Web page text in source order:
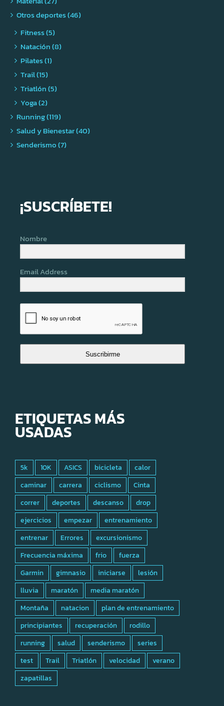
Otros deportes (46)
Fitness (5)
Natación (8)
Pilates (1)
Trail (15)
Triatlón (5)
Yoga (2)
Running (119)
Salud y Bienestar (40)
Senderismo (7)
¡SUSCRÍBETE!
Nombre
Email Address
Suscribirme
ETIQUETAS MÁS
USADAS
5k 10K ASICS bicicleta
calor
caminar
carrera ciclismo
Cinta
correr
deportes descanso
drop
ejercicios
empezar
entrenamiento
entrenar
Errores
excursionismo
Frecuencia máxima
frio
fuerza
Garmin
gimnasio iniciarse
lesión
lluvia
maratón
media maratón
Montaña
natacion
plan de entrenamiento
principiantes
recuperación
rodillo
running
salud senderismo
series
test
Trail Triatlón velocidad
verano
zapatillas